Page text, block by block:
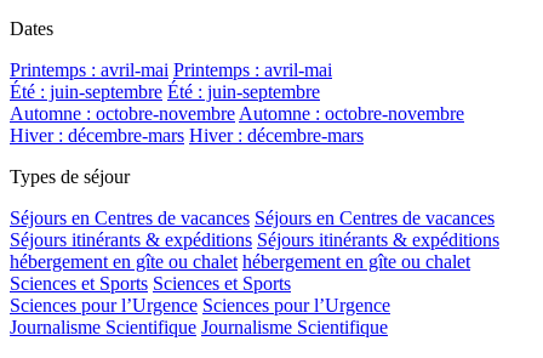
Dates
Printemps : avril-mai Printemps : avril-mai
Été : juin-septembre Été : juin-septembre
Automne : octobre-novembreAutomne : octobre-novembre
Hiver : décembre-mars Hiver : décembre-mars
Types de séjour
Séjours en Centres de vacances Séjours en Centres de vacances
Séjours itinérants & expéditions Séjours itinérants & expéditions
hébergement en gîte ou chalet hébergement en gîte ou chalet
Sciences et Sports Sciences et Sports
Sciences pour l’Urgence Sciences pour l’Urgence
Journalisme Scientifique Journalisme Scientifique